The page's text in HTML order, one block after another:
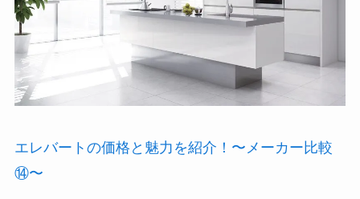
エレバートの価格と魅力を紹介！〜メーカー比較
⑭〜